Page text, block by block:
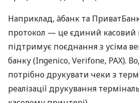
Наприклад, àбанк та
протокол — це єдиний касовий
підтримує поєднання з усіма
банку (Ingenico, Verifone, PAX).
потрібно друкувати чеки з
реалізації друкування